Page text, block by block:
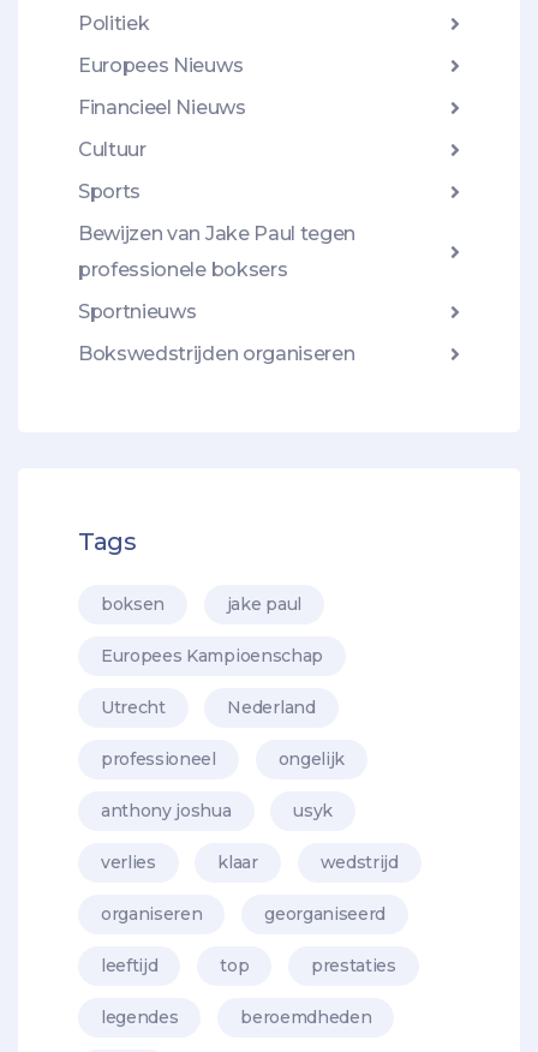
Politiek
Europees Nieuws
Financieel Nieuws
Cultuur
Sports
Bewijzen van Jake Paul tegen
professionele boksers
Sportnieuws
Bokswedstrijden organiseren
Tags
boksen jake paul
Europees Kampioenschap
Utrecht Nederland
professioneel ongelijk
anthony joshua usyk
verlies klaar wedstrijd
organiseren georganiseerd
leeftijd top prestaties
legendes beroemdheden